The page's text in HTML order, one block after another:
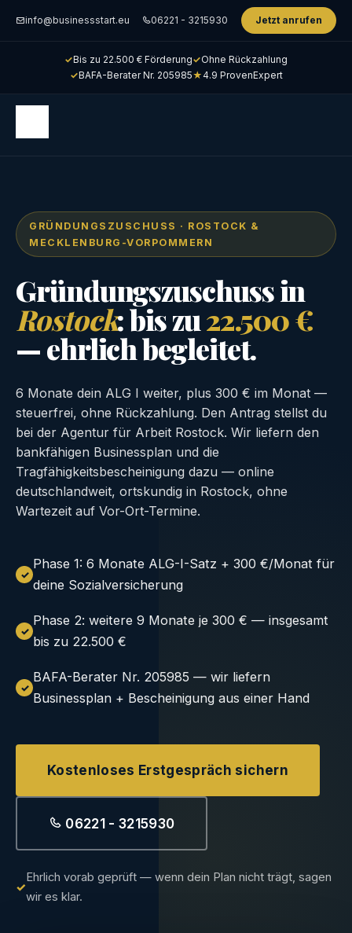
info@businessstart.eu 06221 - 3215930 Jetzt anrufen
✓Bis zu 22.500 € Förderung✓Ohne Rückzahlung
✓BAFA-Berater Nr. 205985★4.9 ProvenExpert
GRÜNDUNGSZUSCHUSS · ROSTOCK &
MECKLENBURG-VORPOMMERN
Gründungszuschuss in
Rostock: bis zu22.500 €
— ehrlich begleitet.
6 Monate dein ALG I weiter, plus 300 € im Monat —
steuerfrei, ohne Rückzahlung. Den Antrag stellst du
bei der Agentur für Arbeit Rostock. Wir liefern den
bankfähigen Businessplan und die
Tragfähigkeitsbescheinigung dazu — online
deutschlandweit, ortskundig in Rostock, ohne
Wartezeit auf Vor-Ort-Termine.
Phase 1: 6 Monate ALG-I-Satz + 300 €/Monat für
deine Sozialversicherung
Phase 2: weitere 9 Monate je 300 € — insgesamt
bis zu 22.500 €
BAFA-Berater Nr. 205985 — wir liefern
Businessplan + Bescheinigung aus einer Hand
Kostenloses Erstgespräch sichern
06221 - 3215930
Ehrlich vorab geprüft — wenn dein Plan nicht trägt, sagen
wir es klar.